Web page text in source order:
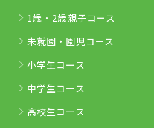
1歳・2歳親子コース
未就園・園児コース
小学生コース
中学生コース
高校生コース